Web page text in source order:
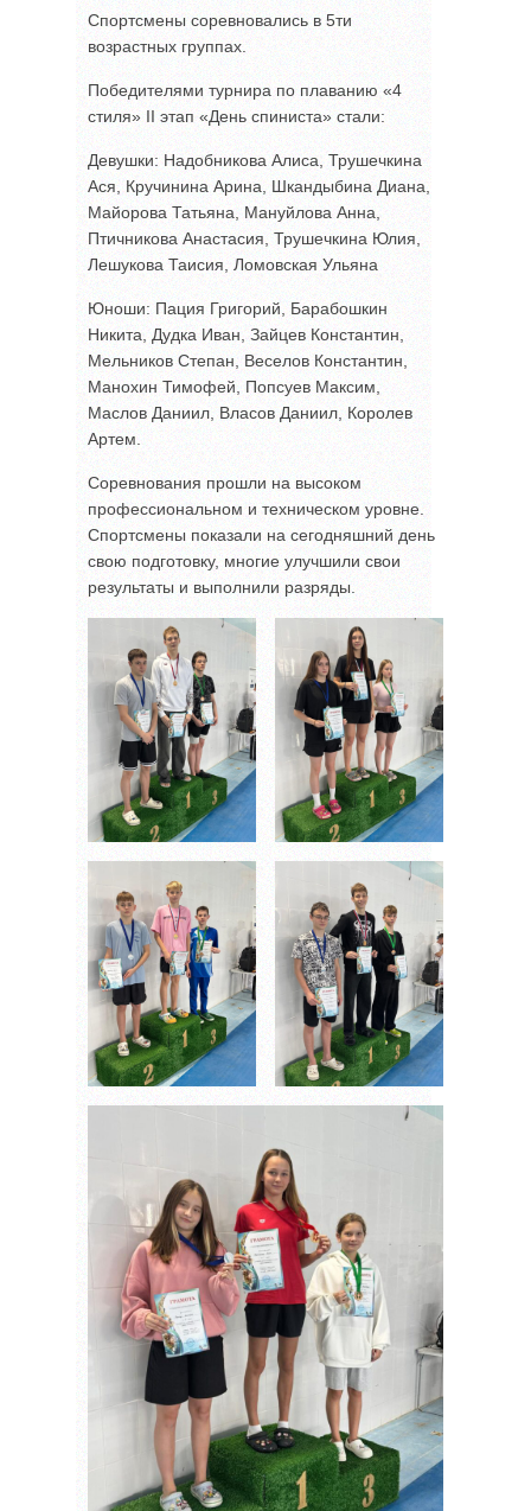
Спортсмены соревновались в 5ти
возрастных группах.
Победителями турнира по плаванию «4
стиля» II этап «День спиниста» стали:
Девушки: Надобникова Алиса, Трушечкина
Ася, Кручинина Арина, Шкандыбина Диана,
Майорова Татьяна, Мануйлова Анна,
Птичникова Анастасия, Трушечкина Юлия,
Лешукова Таисия, Ломовская Ульяна
Юноши: Пация Григорий, Барабошкин
Никита, Дудка Иван, Зайцев Константин,
Мельников Степан, Веселов Константин,
Манохин Тимофей, Попсуев Максим,
Маслов Даниил, Власов Даниил, Королев
Артем.
Соревнования прошли на высоком
профессиональном и техническом уровне.
Спортсмены показали на сегодняшний день
свою подготовку, многие улучшили свои
результаты и выполнили разряды.